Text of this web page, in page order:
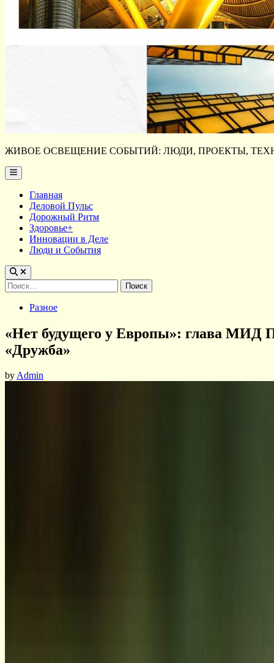
ЖИВОЕ ОСВЕЩЕНИЕ СОБЫТИЙ: ЛЮДИ, ПРОЕКТЫ,
Main
Menu
Главная
Деловой Пульс
Дорожный Ритм
Здоровье+
Инновации в Деле
Люди и События
Найти:
PostedРазное
«Нет будущего у Европы»: глава МИД
«Дружба»
byAdmin